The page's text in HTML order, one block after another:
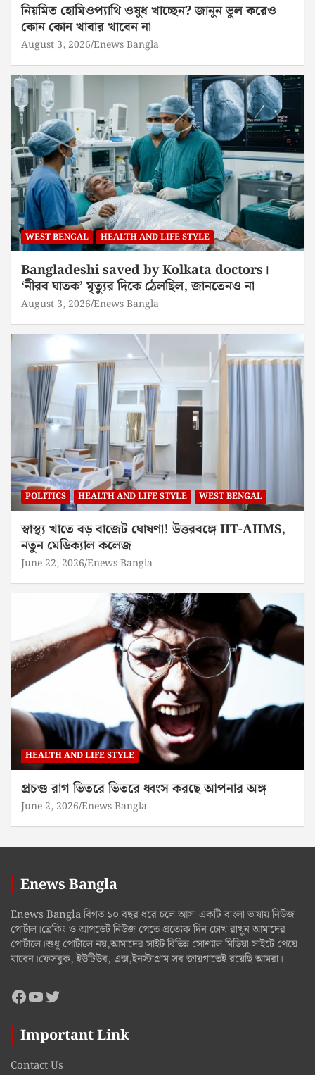
নিয়মিত হোমিওপ্যাথি ওষুধ খাচ্ছেন? জানুন ভুল করেও
কোন কোন খাবার খাবেন না
August 3, 2026 Enews Bangla
WEST BENGAL HEALTH AND LIFE STYLE
Bangladeshi saved by Kolkata doctors।
‘নীরব ঘাতক’ মৃত্যুর দিকে ঠেলছিল, জানতেনও না
August 3, 2026 Enews Bangla
POLITICS HEALTH AND LIFE STYLE WEST BENGAL
স্বাস্থ্য খাতে বড় বাজেট ঘোষণা! উত্তরবঙ্গে IIT-AIIMS,
নতুন মেডিক্যাল কলেজ
June 22, 2026 Enews Bangla
HEALTH AND LIFE STYLE
প্রচণ্ড রাগ ভিতরে ভিতরে ধ্বংস করছে আপনার অঙ্গ
June 2, 2026 Enews Bangla
Enews Bangla
Enews Bangla বিগত ১০ বছর ধরে চলে আসা একটি বাংলা ভাষায় নিউজ
পোর্টাল।ব্রেকিং ও আপডেট নিউজ পেতে প্রত্যেক দিন চোখ রাখুন আমাদের
পোর্টালে।শুধু পোর্টালে নয়,আমাদের সাইট বিভিন্ন সোশ্যাল মিডিয়া সাইটে পেয়ে
যাবেন।ফেসবুক, ইউটিউব, এক্স,ইনস্টাগ্রাম সব জায়গাতেই রয়েছি আমরা।
Facebook
YouTube
Twitter
Important Link
Contact Us